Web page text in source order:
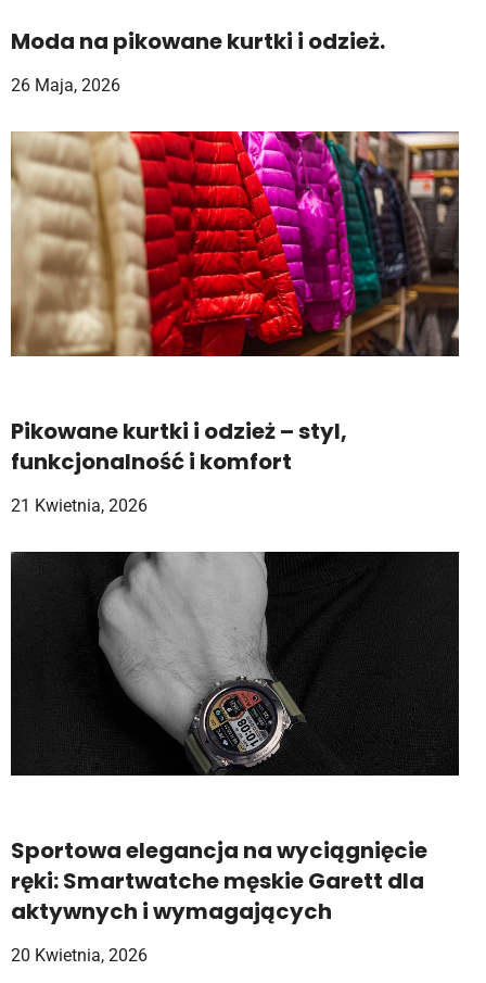
Moda na pikowane kurtki i odzież.
26 Maja, 2026
Pikowane kurtki i odzież – styl,
funkcjonalność i komfort
21 Kwietnia, 2026
Sportowa elegancja na wyciągnięcie
ręki: Smartwatche męskie Garett dla
aktywnych i wymagających
20 Kwietnia, 2026